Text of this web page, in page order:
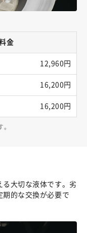
金
12,960円
16,200円
16,200円
。
大切な液体です。劣
期的な交換が必要で